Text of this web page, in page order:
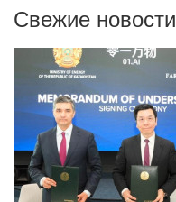
Свежие новости